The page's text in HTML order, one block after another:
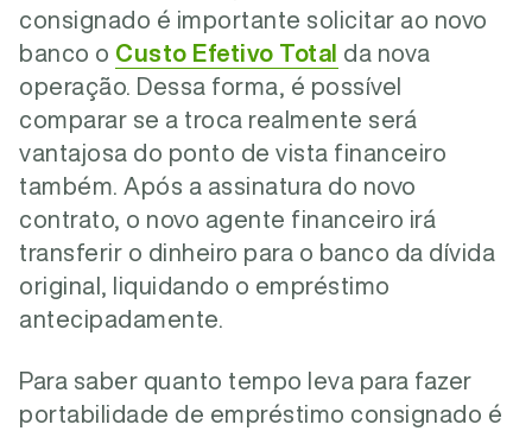
consignado é importante solicitar ao novo
banco o Custo Efetivo Total da nova
operação. Dessa forma, é possível
comparar se a troca realmente será
vantajosa do ponto de vista financeiro
também. Após a assinatura do novo
contrato, o novo agente financeiro irá
transferir o dinheiro para o banco da dívida
original, liquidando o empréstimo
antecipadamente.
Para saber quanto tempo leva para fazer
portabilidade de empréstimo consignado é